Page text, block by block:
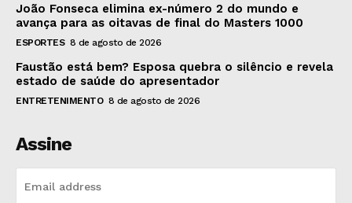
João Fonseca elimina ex-número 2 do mundo e
avança para as oitavas de final do Masters 1000
ESPORTES 8 de agosto de 2026
Faustão está bem? Esposa quebra o silêncio e revela
estado de saúde do apresentador
ENTRETENIMENTO 8 de agosto de 2026
Assine